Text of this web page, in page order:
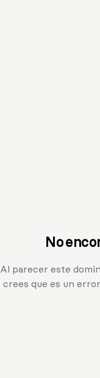
No
Al parecer este
crees que es un